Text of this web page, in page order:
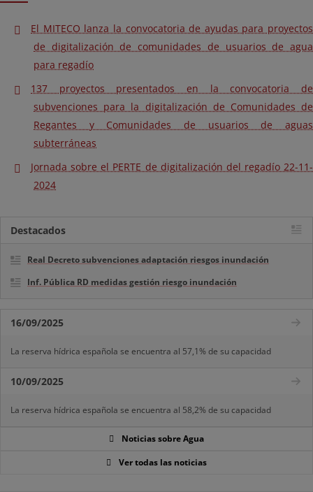
El MITECO lanza la convocatoria de ayudas para proyectos
de digitalización de comunidades de usuarios de agua
para regadío
137 proyectos presentados en la convocatoria de
subvenciones para la digitalización de Comunidades de
Regantes y Comunidades de usuarios de aguas
subterráneas
Jornada sobre el PERTE de digitalización del regadío 22-11-
2024
Destacados
Real Decreto subvenciones adaptación riesgos inundación
Inf. Pública RD medidas gestión riesgo inundación
16/09/2025
La reserva hídrica española se encuentra al 57,1% de su capacidad
10/09/2025
La reserva hídrica española se encuentra al 58,2% de su capacidad
Noticias sobre Agua
Ver todas las noticias